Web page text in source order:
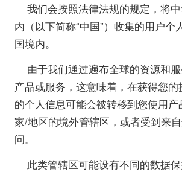
我们会按照法律法规的规定，将
内（以下简称“中国”）收集的用户个
国境内。
由于我们通过遍布全球的资源和
产品或服务，这意味着，在获得您
的个人信息可能会被转移到您使用
家/地区的境外管辖区，或者受到来
问。
此类管辖区可能设有不同的数据